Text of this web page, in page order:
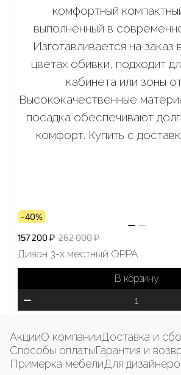
-40%
157 200 ₽ 262 000 ₽
Диван 3-х местный OPPA
В корзину
АкцииО компанииДоставка и
Способы оплатыГарантия и
Примерка мебелиДля